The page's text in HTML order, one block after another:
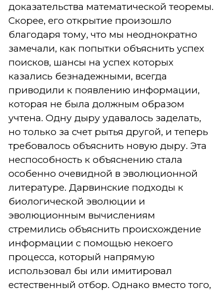
доказательства математической теоремы.
Скорее, его открытие произошло
благодаря тому, что мы неоднократно
замечали, как попытки объяснить успех
поисков, шансы на успех которых
казались безнадежными, всегда
приводили к появлению информации,
которая не была должным образом
учтена. Одну дыру удавалось заделать,
но только за счет рытья другой, и теперь
требовалось объяснить новую дыру. Эта
неспособность к объяснению стала
особенно очевидной в эволюционной
литературе. Дарвинские подходы к
биологической эволюции и
эволюционным вычислениям
стремились объяснить происхождение
информации с помощью некоего
процесса, который напрямую
использовал бы или имитировал
естественный отбор. Однако вместо того,